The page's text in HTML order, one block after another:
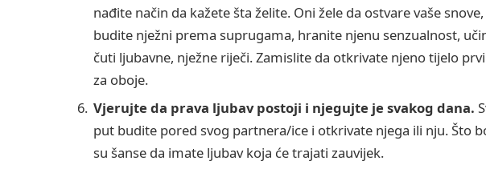
nađite način da kažete šta želite. Oni žele da ostvare vaše
budite nježni prema suprugama, hranite njenu senzualnost,
čuti ljubavne, nježne riječi. Zamislite da otkrivate njeno tijelo
za oboje.
Vjerujte da prava ljubav postoji i njegujte je svakog dana.
put budite pored svog partnera/ice i otkrivate njega ili nju. Što
su šanse da imate ljubav koja će trajati zauvijek.